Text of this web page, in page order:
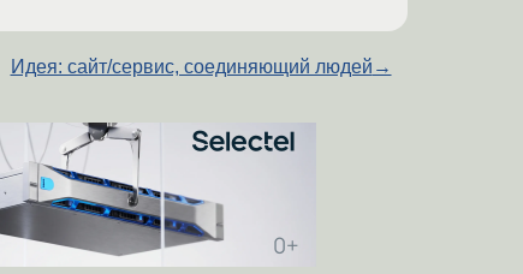
Идея: сайт/сервис, соединяющий людей →